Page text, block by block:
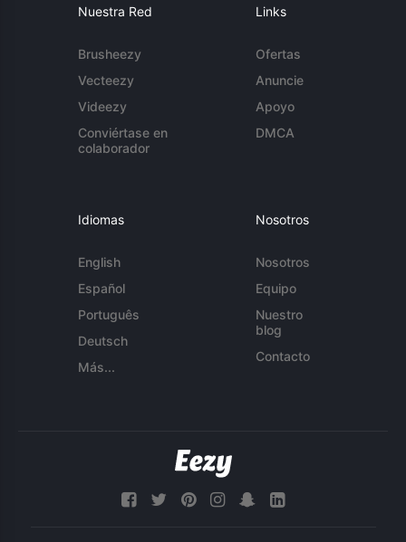
Nuestra Red
Brusheezy
Vecteezy
Videezy
Conviértase en
colaborador
Links
Ofertas
Anuncie
Apoyo
DMCA
Idiomas
English
Español
Português
Deutsch
Más...
Nosotros
Nosotros
Equipo
Nuestro
blog
Contacto